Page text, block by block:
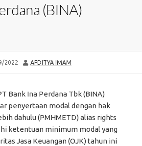
(BINA)
2022 AUTHOR
AFDITYA IMAM
Bank Ina Perdana Tbk (BINA)
penyertaan modal dengan hak
dahulu (PMHMETD) alias rights
ketentuan minimum modal yang
Jasa Keuangan (OJK) tahun ini